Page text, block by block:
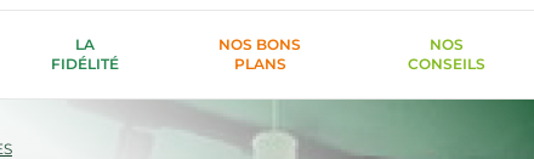
LA
FIDÉLITÉ
NOS BONS
PLANS
NOS
CONSEILS